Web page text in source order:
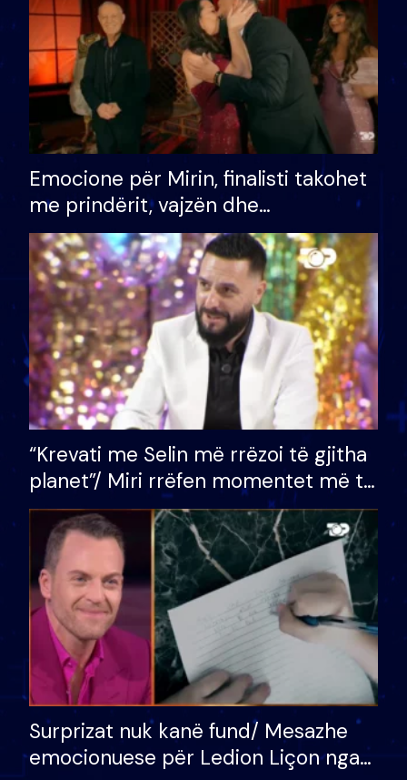
Emocione për Mirin, finalisti takohet
me prindërit, vajzën dhe
bashkëshorten: S’kemi ndonjë letër
divorci apo jo?
“Krevati me Selin më rrëzoi të gjitha
planet”/ Miri rrëfen momentet më të
bukura në shtëpinë e BB VIP: Do më
mungojë zilja e mëngjesit kur…
Surprizat nuk kanë fund/ Mesazhe
emocionuese për Ledion Liçon nga